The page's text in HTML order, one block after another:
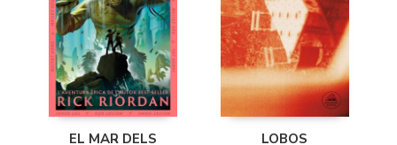
EL MAR DELS LOBOS